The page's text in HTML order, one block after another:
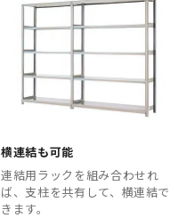
横連結も可能
連結用ラックを組み合わせれ
ば、支柱を共有して、横連結で
きます。